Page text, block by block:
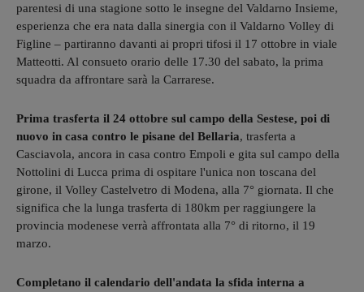
parentesi di una stagione sotto le insegne del Valdarno Insieme,
esperienza che era nata dalla sinergia con il Valdarno Volley di
Figline – partiranno davanti ai propri tifosi il 17 ottobre in viale
Matteotti. Al consueto orario delle 17.30 del sabato, la prima
squadra da affrontare sarà la Carrarese.
Prima trasferta il 24 ottobre sul campo della Sestese, poi di
nuovo in casa contro le pisane del Bellaria, trasferta a
Casciavola, ancora in casa contro Empoli e gita sul campo della
Nottolini di Lucca prima di ospitare l'unica non toscana del
girone, il Volley Castelvetro di Modena, alla 7° giornata. Il che
significa che la lunga trasferta di 180km per raggiungere la
provincia modenese verrà affrontata alla 7° di ritorno, il 19
marzo.
Completano il calendario dell'andata la sfida interna a